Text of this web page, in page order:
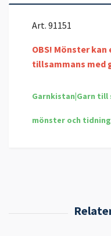
Art. 91151
OBS! Mönster
tillsammans med
Garnkistan|Garn
mönster och